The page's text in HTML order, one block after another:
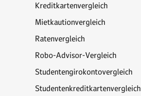
Kreditkartenvergleich
Mietkautionvergleich
Ratenvergleich
Robo-Advisor-Vergleich
Studentengirokontovergleich
Studentenkreditkartenvergleich